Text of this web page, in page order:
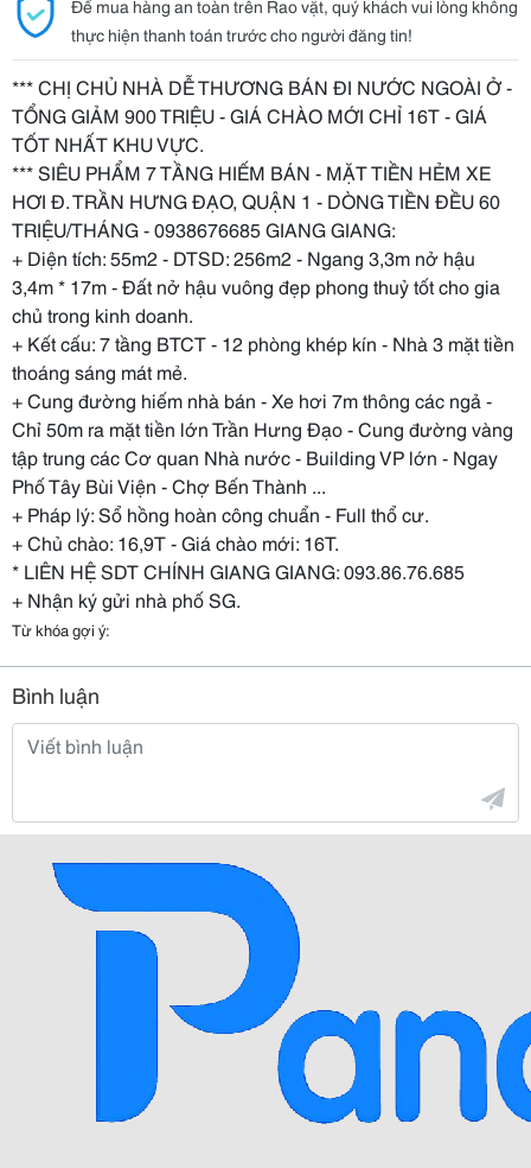
Để mua hàng an toàn trên Rao vặt, quý khách vui lòng không
thực hiện thanh toán trước cho người đăng tin!
*** CHỊ CHỦ NHÀ DỄ THƯƠNG BÁN ĐI NƯỚC NGOÀI Ở -
TỔNG GIẢM 900 TRIỆU - GIÁ CHÀO MỚI CHỈ 16T - GIÁ
TỐT NHẤT KHU VỰC.
*** SIÊU PHẨM 7 TẦNG HIẾM BÁN - MẶT TIỀN HẺM XE
HƠI Đ. TRẦN HƯNG ĐẠO, QUẬN 1 - DÒNG TIỀN ĐỀU 60
TRIỆU/THÁNG - 0938676685 GIANG GIANG:
+ Diện tích: 55m2 - DTSD: 256m2 - Ngang 3,3m nở hậu
3,4m * 17m - Đất nở hậu vuông đẹp phong thuỷ tốt cho gia
chủ trong kinh doanh.
+ Kết cấu: 7 tầng BTCT - 12 phòng khép kín - Nhà 3 mặt tiền
thoáng sáng mát mẻ.
+ Cung đường hiếm nhà bán - Xe hơi 7m thông các ngả -
Chỉ 50m ra mặt tiền lớn Trần Hưng Đạo - Cung đường vàng
tập trung các Cơ quan Nhà nước - Building VP lớn - Ngay
Phố Tây Bùi Viện - Chợ Bến Thành ...
+ Pháp lý: Sổ hồng hoàn công chuẩn - Full thổ cư.
+ Chủ chào: 16,9T - Giá chào mới: 16T.
* LIÊN HỆ SDT CHÍNH GIANG GIANG: 093.86.76.685
+ Nhận ký gửi nhà phố SG.
Từ khóa gợi ý:
Bình luận